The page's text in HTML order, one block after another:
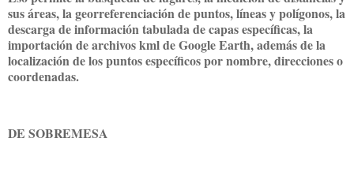
sus áreas, la georreferenciación de puntos, líneas y polígonos, la
descarga de información tabulada de capas específicas, la
importación de archivos kml de Google Earth, además de la
localización de los puntos específicos por nombre, direcciones o
coordenadas.
DE SOBREMESA